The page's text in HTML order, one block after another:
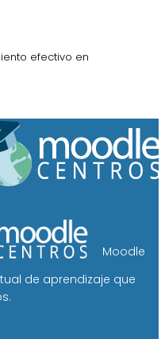
efectivo en
Moodle
de aprendizaje que